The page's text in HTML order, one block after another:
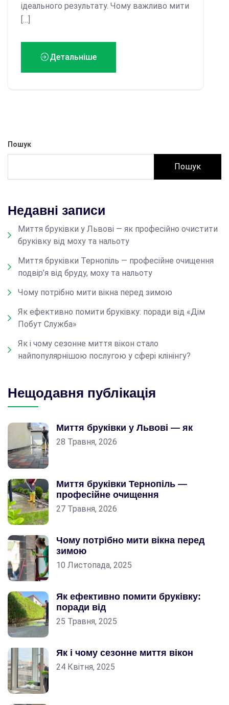
ідеального результату. Чому важливо мити
[…]
Детальніше
Пошук
Пошук
Недавні записи
Миття бруківки у Львові — як професійно очистити
бруківку від моху та нальоту
Миття бруківки Тернопіль — професійне очищення
подвір’я від бруду, моху та нальоту
Чому потрібно мити вікна перед зимою
Як ефективно помити бруківку: поради від «Дім
Побут Служба»
Як і чому сезонне миття вікон стало
найпопулярнішою послугою у сфері клінінгу?
Нещодавня публікація
Миття бруківки у Львові — як
28 Травня, 2026
Миття бруківки Тернопіль —
професійне очищення
27 Травня, 2026
Чому потрібно мити вікна перед
зимою
10 Листопада, 2025
Як ефективно помити бруківку:
поради від
25 Травня, 2025
Як і чому сезонне миття вікон
24 Квітня, 2025